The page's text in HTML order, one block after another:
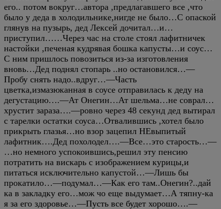
его.. потом вокруг…автора ,предлагавшего все ,что
было у деда в холодильнике,нигде не было…С опаской
глянув на пузырь, дед Лексей дочитал…и…
приступил……Через час на столе стоял лафитничек
настойки ,печеная кудрявая бошка капусты…и соус…
С ним пришлось повозиться из-за изготовления
вновь…Дед поднял стопарь ..но остановился…—
Пробу снять надо..вдруг…—Часть
цветка,измазюканная в соусе отправилась к деду на
дегустацию….—Ат Онегин…Ат шельма…не соврал…
хрустит зараза….—ровно через 48 секунд дед вытирал
с тарелки остатки соуса…Отвалившись ,хотел было
прикрыть глазья…но взор зацепил НЕвыпитый
лафитник….Дед похолодел….—Все…это старость…—
…но немного успокоившись,решил эту пенсию
потратить на вискарь с изображением курицы,и
питаться исключительно капустой…—Лишь бы
прокатило…—подумал…—Как его там..Онегин?..дай
ка в закладку его…мож чо еще выдумает…А тяпну-ка
я за его здоровье…—Пусть все будет хорошо….—